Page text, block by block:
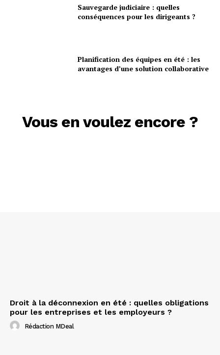
Sauvegarde judiciaire : quelles
conséquences pour les dirigeants ?
Planification des équipes en été : les
avantages d’une solution collaborative
Vous en voulez encore ?
Droit à la déconnexion en été : quelles obligations
pour les entreprises et les employeurs ?
Rédaction MDeal